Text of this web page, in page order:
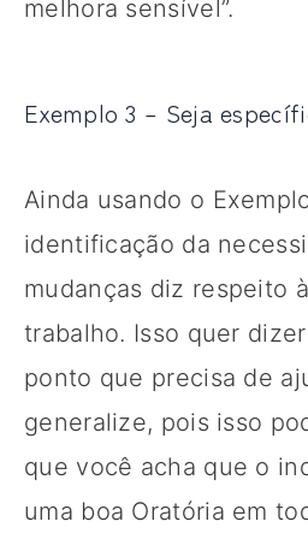
melhora sensível”.
Exemplo 3 – Seja
Ainda usando o
identificação da
mudanças diz respeito
trabalho. Isso quer
ponto que precisa de
generalize, pois isso
que você acha que o
uma boa Oratória em